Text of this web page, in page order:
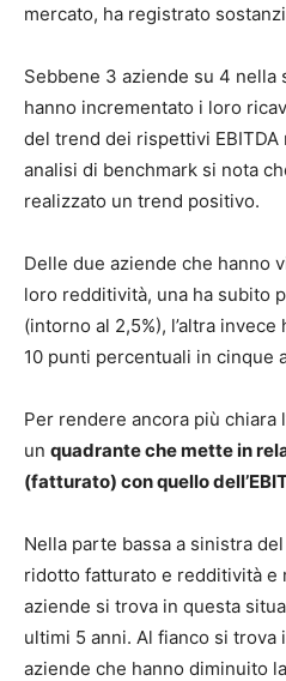
mercato, ha registrato
Sebbene 3 aziende su 4 nella
hanno incrementato i loro
del trend dei rispettivi
analisi di benchmark si nota
realizzato un trend positivo.
Delle due aziende che hanno
loro redditività, una ha subito
(intorno al 2,5%), l’altra
10 punti percentuali in cinque
Per rendere ancora più chiara
un quadrante che mette in
(fatturato) con quello
Nella parte bassa a sinistra
ridotto fatturato e redditività e
aziende si trova in questa
ultimi 5 anni. Al fianco si trova
aziende che hanno diminuito